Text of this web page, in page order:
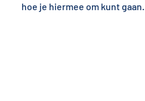
hoe je hiermee om kunt gaan.